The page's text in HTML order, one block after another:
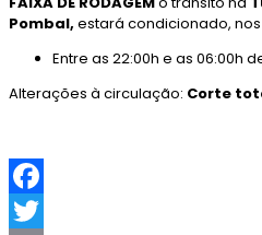
Pombal, estará condicionado,
Entre as 22:00h e as 06:00h
Alterações à circulação: Corte
F